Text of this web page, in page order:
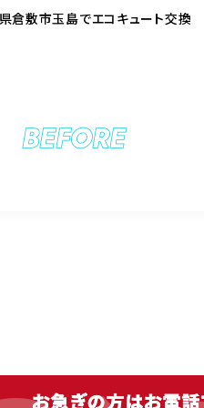
倉敷市玉島でエコキュート交換
BEFORE